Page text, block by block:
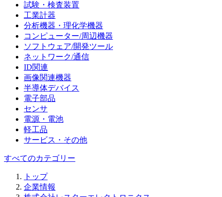
試験・検査装置
工業計器
分析機器・理化学機器
コンピューター/周辺機器
ソフトウェア/開発ツール
ネットワーク/通信
ID関連
画像関連機器
半導体デバイス
電子部品
センサ
電源・電池
軽工品
サービス・その他
すべてのカテゴリー
トップ
企業情報